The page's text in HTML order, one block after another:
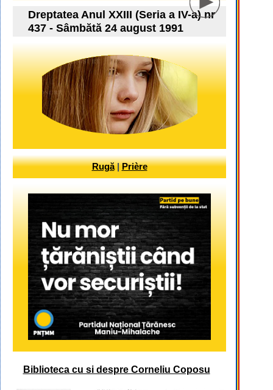
Dreptatea Anul XXIII (Seria a IV-a) nr
437 - Sâmbătă 24 august 1991
Rugă|Prière
Biblioteca cu si despre Corneliu Coposu